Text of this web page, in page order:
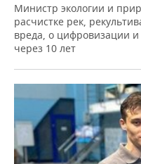
Министр экологии и
расчистке рек,
вреда, о цифровизации и
через 10 лет